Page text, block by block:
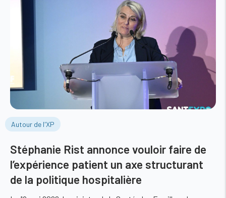
Autour de l'XP
Stéphanie Rist annonce vouloir faire de
l’expérience patient un axe structurant
de la politique hospitalière